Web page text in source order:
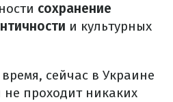
сохранение
и культурных
сейчас в Украине
проходит никаких